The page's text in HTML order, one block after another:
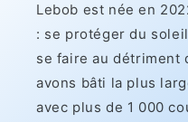
Lebob est née en
: se protéger du
se faire au détriment
avons bâti la plus
avec plus de 1 000